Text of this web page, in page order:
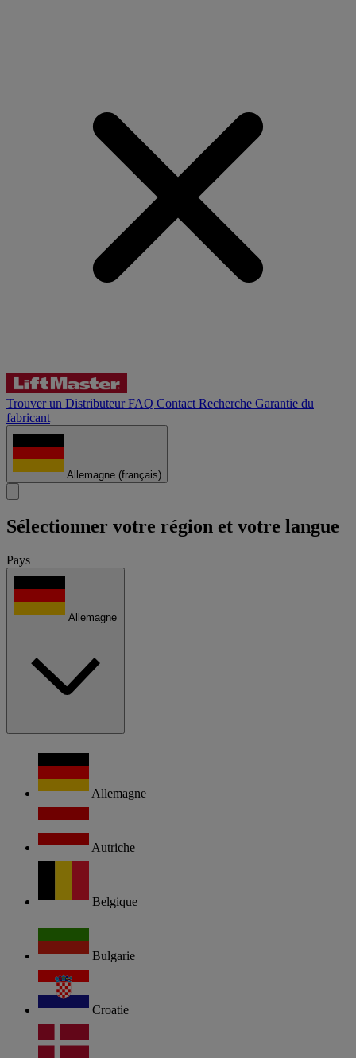
Trouver un DistributeurFAQ Contact Recherche Garantie du
fabricant
Allemagne (français)
Sélectionner votre région et votre langue
Pays
Allemagne
Allemagne
Autriche
Belgique
Bulgarie
Croatie